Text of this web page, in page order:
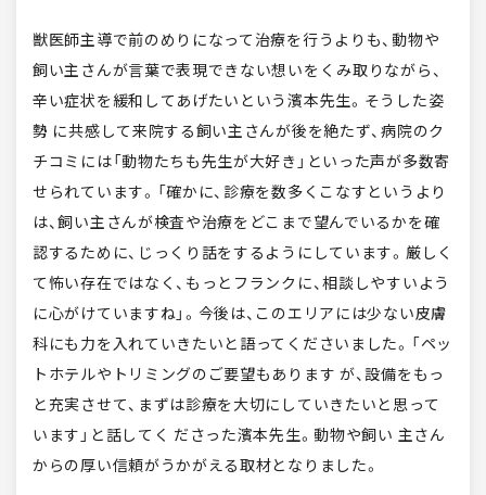
獣医師主導で前のめりになって治療を行うよりも、動物や
飼い主さんが言葉で表現できない想いをくみ取りながら、
辛い症状を緩和してあげたいという濱本先生。そうした姿
勢 に共感して来院する飼い主さんが後を絶たず、病院のク
チコミには「動物たちも先生が大好き」といった声が多数寄
せられています。「確かに、診療を数多くこなすというより
は、飼い主さんが検査や治療をどこまで望んでいるかを確
認するために、じっくり話をするようにしています。厳しく
て怖い存在ではなく、もっとフランクに、相談しやすいよう
に心がけていますね」。今後は、このエリアには少ない皮膚
科にも力を入れていきたいと語ってくださいました。「ペッ
トホテルやトリミングのご要望もあります が、設備をもっ
と充実させて、まずは診療を大切にしていきたいと思って
います」と話してく ださった濱本先生。動物や飼い 主さん
からの厚い信頼がうかがえる取材となりました。